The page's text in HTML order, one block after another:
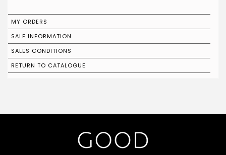
MY ORDERS
SALE INFORMATION
SALES CONDITIONS
RETURN TO CATALOGUE